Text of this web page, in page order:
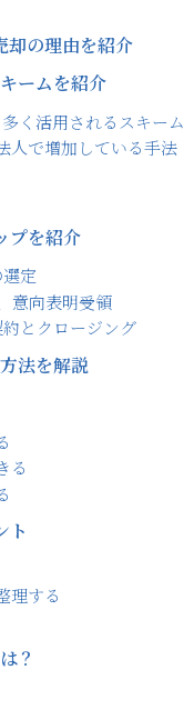
の理由を紹介
ームを紹介
く活用されるスキーム
人で増加している手法
プを紹介
定
意向表明受領
とクロージング
法を解説
る
ト
理する
？